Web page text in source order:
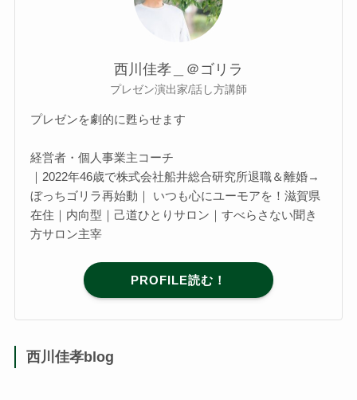
西川佳孝＿＠ゴリラ
プレゼン演出家/話し方講師
プレゼンを劇的に甦らせます
経営者・個人事業主コーチ
｜2022年46歳で株式会社船井総合研究所退職＆離婚→
ぼっちゴリラ再始動｜ いつも心にユーモアを！滋賀県
在住｜内向型｜己道ひとりサロン｜すべらさない聞き
方サロン主宰
PROFILE読む！
西川佳孝blog